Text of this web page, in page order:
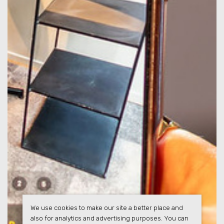
We use cookies to make our site a better place and
also for analytics and advertising purposes. You can